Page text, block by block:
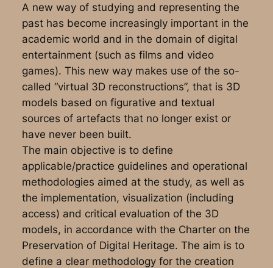
A new way of studying and representing the
past has become increasingly important in the
academic world and in the domain of digital
entertainment (such as films and video
games). This new way makes use of the so-
called “virtual 3D reconstructions”, that is 3D
models based on figurative and textual
sources of artefacts that no longer exist or
have never been built.
The main objective is to define
applicable/practice guidelines and operational
methodologies aimed at the study, as well as
the implementation, visualization (including
access) and critical evaluation of the 3D
models, in accordance with the Charter on the
Preservation of Digital Heritage. The aim is to
define a clear methodology for the creation